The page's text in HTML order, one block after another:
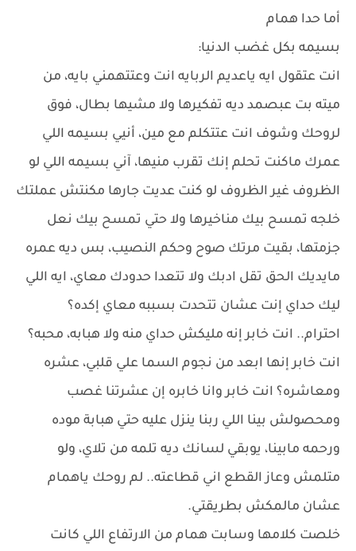
أما حدا همام
بسيمه بكل غضب الدنيا:
انت عتقول ايه ياعديم الربايه انت وعتتهمني بايه، من
ميته بت عبصمد ديه تفكيرها ولا مشيها بطال، فوق
لروحك وشوف انت عتتكلم مع مين، أنيي بسيمه اللي
عمرك ماكنت تحلم إنك تقرب منيها، آني بسيمه اللي لو
الظروف غير الظروف لو كنت عديت جارها مكنتش عملتك
خلجه تمسح بيك مناخيرها ولا حتي تمسح بيك نعل
جزمتها، بقيت مرتك صوح وحكم النصيب، بس ديه عمره
مايديك الحق تقل ادبك ولا تتعدا حدودك معاي، ايه اللي
ليك حداي إنت عشان تتحدت بسببه معاي إكده؟
احترام.. انت خابر إنه مليكش حداي منه ولا هبابه، محبه؟
انت خابر إنها ابعد من نجوم السما علي قلبي، عشره
ومعاشره؟ انت خابر وانا خابره إن عشرتنا غصب
ومحصولش بينا اللي ربنا ينزل عليه حتي هبابة موده
ورحمه مابينا، يوبقي لسانك ديه تلمه من تلاي، ولو
متلمش وعاز القطع اني قطاعته.. لم روحك ياهمام
عشان مالمكش بطريقتي.
خلصت كلامها وسابت همام من الارتفاع اللي كانت